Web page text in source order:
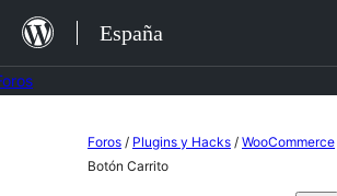
Saltar
contenido
España
Foros / Plugins y Hacks / WooCommerce
Botón Carrito